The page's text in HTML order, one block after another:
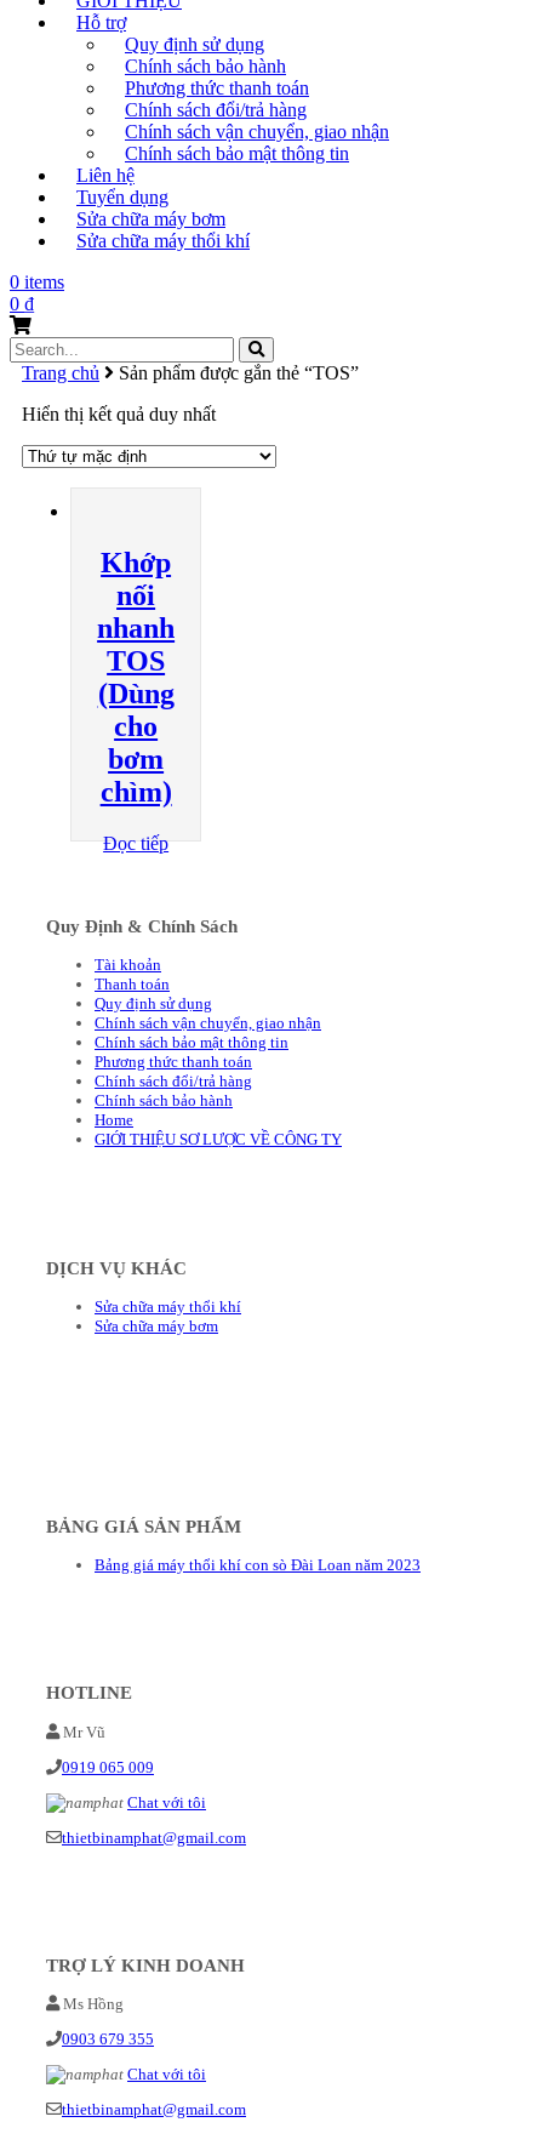
Hỗ trợ
Quy định sử dụng
Chính sách bảo hành
Phương thức thanh toán
Chính sách đổi/trả hàng
Chính sách vận chuyển, giao nhận
Chính sách bảo mật thông tin
Liên hệ
Tuyển dụng
Sửa chữa máy bơm
Sửa chữa máy thổi khí
0 items
0 ₫
Search
for:Trang chủ
Sản phẩm được gắn thẻ “TOS”
Hiển thị kết quả duy nhất
Khớp
nối
nhanh
TOS
(Dùng
cho
bơm
chìm)
Đọc tiếp
Quy Định & Chính Sách
Tài khoản
Thanh toán
Quy định sử dụng
Chính sách vận chuyển, giao nhận
Chính sách bảo mật thông tin
Phương thức thanh toán
Chính sách đổi/trả hàng
Chính sách bảo hành
Home
GIỚI THIỆU SƠ LƯỢC VỀ CÔNG TY
DỊCH VỤ KHÁC
Sửa chữa máy thổi khí
Sửa chữa máy bơm
BẢNG GIÁ SẢN PHẨM
Bảng giá máy thổi khí con sò Đài Loan năm 2023
HOTLINE
Mr Vũ
0919 065 009
Chat với tôi
thietbinamphat@gmail.com
TRỢ LÝ KINH DOANH
Ms Hồng
0903 679 355
Chat với tôi
thietbinamphat@gmail.com